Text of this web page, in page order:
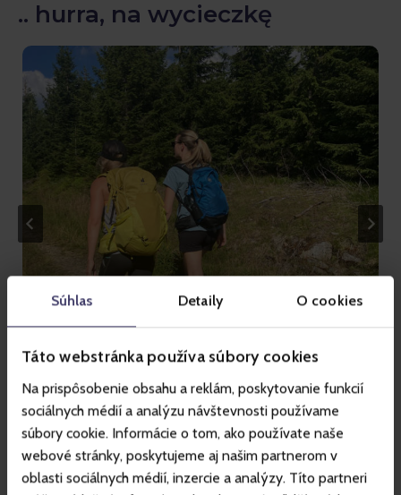
Súhlas Detaily O cookies
Táto webstránka používa súbory cookies
Na prispôsobenie obsahu a reklám, poskytovanie funkcií
sociálnych médií a analýzu návštevnosti používame
súbory cookie. Informácie o tom, ako používate naše
webové stránky, poskytujeme aj našim partnerom v
oblasti sociálnych médií, inzercie a analýzy. Títo partneri
.. hurra, na wycieczkę
Spacer po typowych miejscach Karkonoszy przez Klínové
búdy zachwyci każdego. Poczujesz tutaj, że świat na chwilę